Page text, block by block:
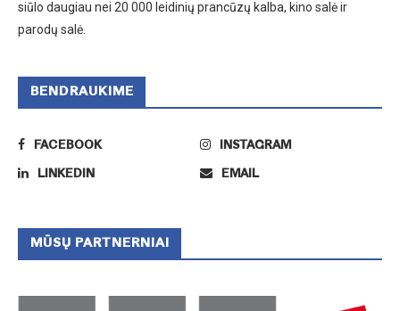
siūlo daugiau nei 20 000 leidinių prancūzų kalba, kino salė ir
parodų salė.
BENDRAUKIME
FACEBOOK INSTAGRAM
LINKEDIN EMAIL
MŪSŲ PARTNERNIAI